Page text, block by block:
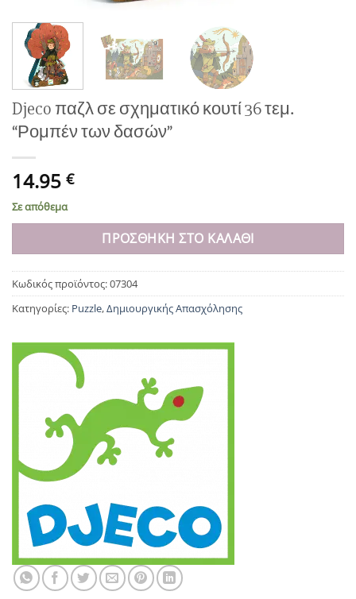
Djeco παζλ σε σχηματικό κουτί 36 τεμ.
“Ρομπέν των δασών”
14.95 €
Σε απόθεμα
ΠΡΟΣΘΉΚΗ ΣΤΟ ΚΑΛΆΘΙ
Κωδικός προϊόντος:07304
Κατηγορίες: Puzzle,Δημιουργικής Απασχόλησης